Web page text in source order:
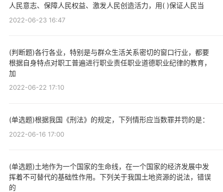
人民意志、保障人民权益、激发人民创造活力，用( )保证人民当
2022-06-23 16:47
(判断题)各行各业，特别是与群众生活关系密切的窗口行业，都要
根据自身特点对职工普遍进行职业责任职业道德职业纪律的教育，
加
2022-06-22 17:10
(单选题)根据我国《刑法》的规定，下列情形应当数罪并罚的是：
2022-06-16 17:00
(单选题)土地作为一个国家的生命线，在一个国家的经济发展中发
挥着不可替代的基础性作用。下列关于我国土地资源的说法，错误
的